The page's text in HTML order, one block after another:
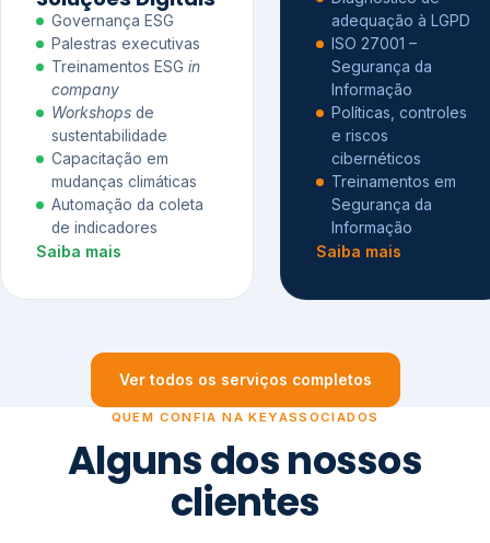
Governança ESG
Palestras executivas
Treinamentos ESG in
company
Workshops de
sustentabilidade
Capacitação em
mudanças climáticas
Automação da coleta
de indicadores
Saiba mais
adequação à LGPD
ISO 27001 –
Segurança da
Informação
Políticas, controles
e riscos
cibernéticos
Treinamentos em
Segurança da
Informação
Saiba mais
Ver todos os serviços completos
QUEM CONFIA NA KEYASSOCIADOS
Alguns dos nossos
clientes